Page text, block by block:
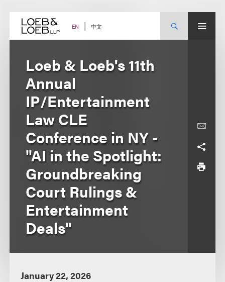
content EN 中文
Loeb & Loeb's 11th
Annual
IP/Entertainment
Law CLE
Conference in NY -
"AI in the Spotlight:
Groundbreaking
Court Rulings &
Entertainment
Deals"
January 22, 2026